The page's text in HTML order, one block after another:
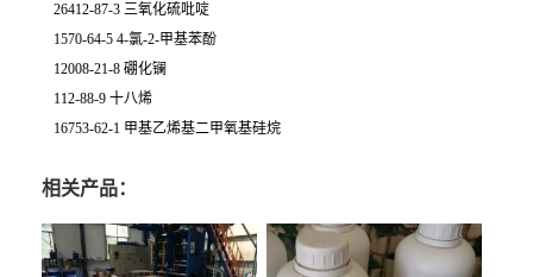
26412-87-3 三氧化硫吡啶
1570-64-5 4-氯-2-甲基苯酚
12008-21-8 硼化镧
112-88-9 十八烯
16753-62-1 甲基乙烯基二甲氧基硅烷
相关产品：